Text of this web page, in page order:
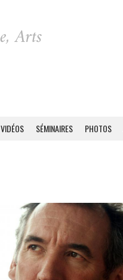
VIDÉOS SÉMINAIRES PHOTOS